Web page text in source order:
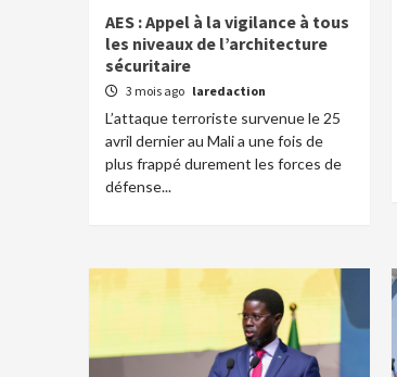
AES : Appel à la vigilance à tous
les niveaux de l’architecture
sécuritaire
3 mois ago laredaction
L’attaque terroriste survenue le 25
avril dernier au Mali a une fois de
plus frappé durement les forces de
défense...